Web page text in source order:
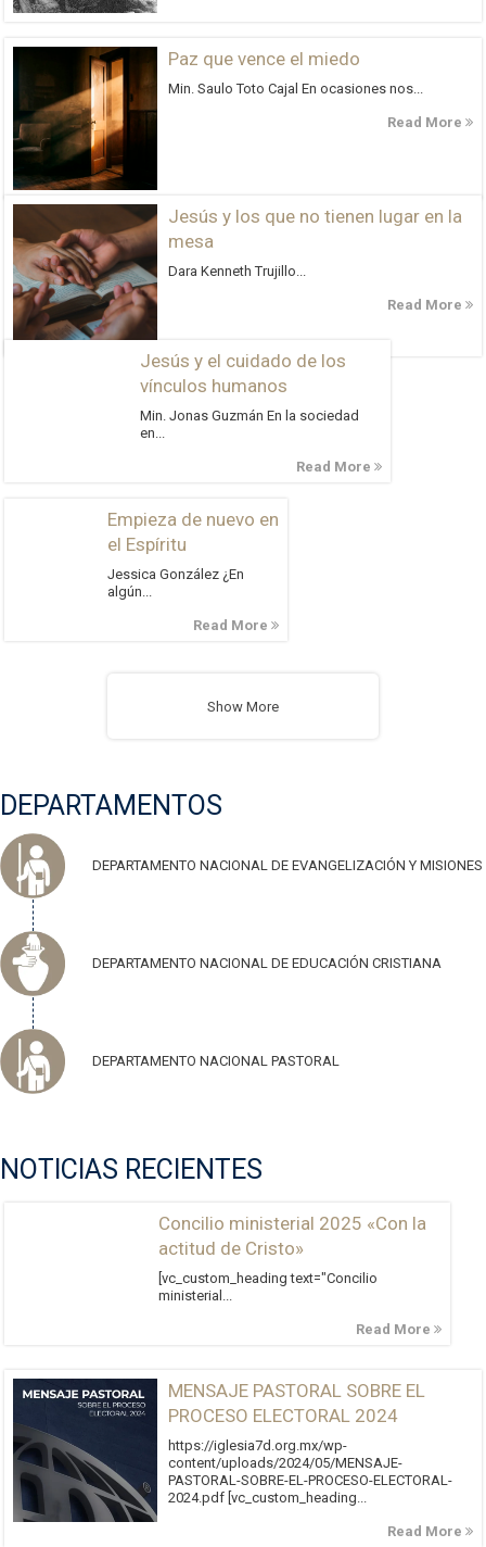
Paz que vence el miedo
Min. Saulo Toto Cajal En ocasiones nos...
Read More
Jesús y los que no tienen lugar en la
mesa
Dara Kenneth Trujillo...
Read More
Jesús y el cuidado de los
vínculos humanos
Min. Jonas Guzmán En la sociedad
en...
Read More
Empieza de nuevo en
el Espíritu
Jessica González ¿En
algún...
Read More
Show More
DEPARTAMENTOS
DEPARTAMENTO NACIONAL DE EVANGELIZACIÓN Y MISIONES
DEPARTAMENTO NACIONAL DE EDUCACIÓN CRISTIANA
DEPARTAMENTO NACIONAL PASTORAL
NOTICIAS RECIENTES
Concilio ministerial 2025 «Con la
actitud de Cristo»
[vc_custom_heading text="Concilio
ministerial...
Read More
MENSAJE PASTORAL SOBRE EL
PROCESO ELECTORAL 2024
https://iglesia7d.org.mx/wp-
content/uploads/2024/05/MENSAJE-
PASTORAL-SOBRE-EL-PROCESO-ELECTORAL-
2024.pdf [vc_custom_heading...
Read More